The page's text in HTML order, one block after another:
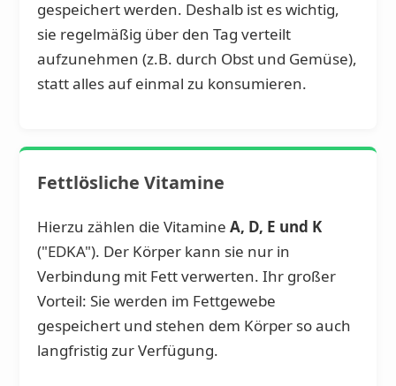
gespeichert werden. Deshalb ist es wichtig,
sie regelmäßig über den Tag verteilt
aufzunehmen (z.B. durch Obst und Gemüse),
statt alles auf einmal zu konsumieren.
Fettlösliche Vitamine
Hierzu zählen die VitamineA, D, E und K
("EDKA"). Der Körper kann sie nur in
Verbindung mit Fett verwerten. Ihr großer
Vorteil: Sie werden im Fettgewebe
gespeichert und stehen dem Körper so auch
langfristig zur Verfügung.